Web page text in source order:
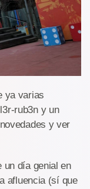
ya varias
rub3n y un
y ver
un día genial en
afluencia (sí que